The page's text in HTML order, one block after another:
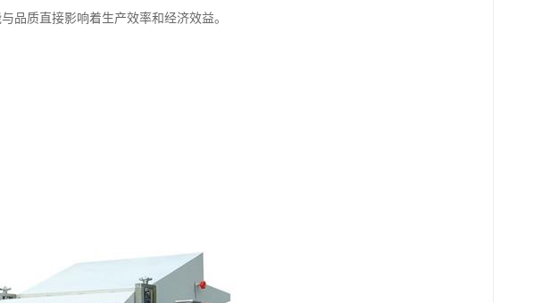
品质直接影响着生产效率和经济效益。